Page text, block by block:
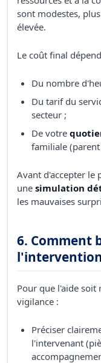
sont modestes,
élevée.
Le coût final
Du nombre
Du tarif du
secteur ;
De votre
familiale
Avant d'accepter le
une simulation
les mauvaises
6. Comment
Pour que l'aide
vigilance :
Préciser
l'intervenant